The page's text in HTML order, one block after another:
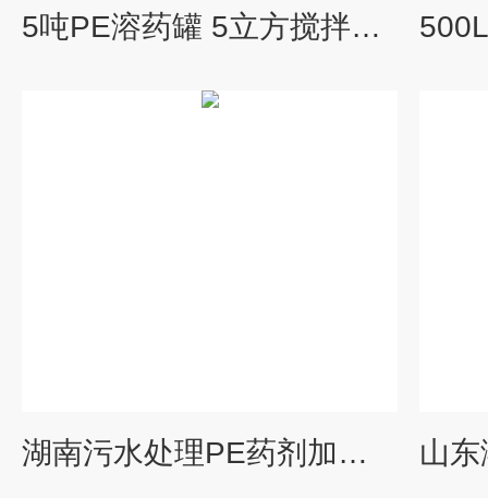
5吨PE溶药罐 5立方搅拌溶解罐 酸碱 水桶
湖南污水处理PE药剂加药桶